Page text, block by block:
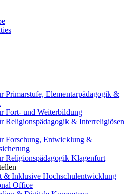
Primarstufe, Elementarpädagogik &
Fort- und Weiterbildung
Religionspädagogik & Interreligiösen
Forschung, Entwicklung &
Religionspädagogik Klagenfurt
& Inklusive Hochschulentwicklung
Office